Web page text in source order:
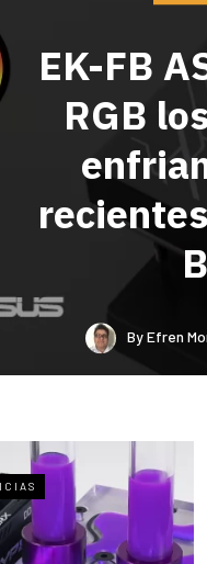
EK-FB
RGB
ByEfren